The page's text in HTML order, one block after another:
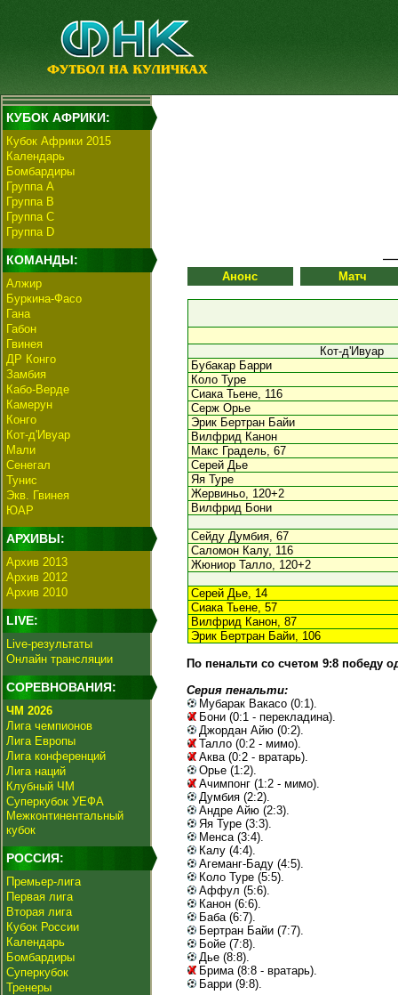
КУБОК АФРИКИ:
Кубок Африки 2015
Календарь
Бомбардиры
Группа А
Группа В
Группа C
Группа D
КОМАНДЫ:
Алжир
Буркина-Фасо
Гана
Габон
Гвинея
ДР Конго
Замбия
Кабо-Верде
Камерун
Конго
Кот-д'Ивуар
Мали
Сенегал
Тунис
Экв. Гвинея
ЮАР
АРХИВЫ:
Архив 2013
Архив 2012
Архив 2010
LIVE:
Live-результаты
Онлайн трансляции
СОРЕВНОВАНИЯ:
ЧМ 2026
Лига чемпионов
Лига Европы
Лига конференций
Лига наций
Клубный ЧМ
Суперкубок УЕФА
Межконтинентальный
кубок
РОССИЯ:
Премьер-лига
Первая лига
Вторая лига
Кубок России
Календарь
Бомбардиры
Суперкубок
Тренеры
Анонс Матч
Кот-д'Ивуар
Бубакар Барри
Коло Туре
Сиака Тьене, 116
Серж Орье
Эрик Бертран Байи
Вилфрид Канон
Макс Градель, 67
Серей Дье
Яя Туре
Жервиньо, 120+2
Вилфрид Бони
Сейду Думбия, 67
Саломон Калу, 116
Жюниор Талло, 120+2
Серей Дье, 14
Сиака Тьене, 57
Вилфрид Канон, 87
Эрик Бертран Байи, 106
По пенальти со счетом 9:8 победу
Серия пенальти:
Мубарак Вакасо (0:1).
Бони (0:1 - перекладина).
Джордан Айю (0:2).
Талло (0:2 - мимо).
Аква (0:2 - вратарь).
Орье (1:2).
Ачимпонг (1:2 - мимо).
Думбия (2:2).
Андре Айю (2:3).
Яя Туре (3:3).
Менса (3:4).
Калу (4:4).
Агеманг-Баду (4:5).
Коло Туре (5:5).
Аффул (5:6).
Канон (6:6).
Баба (6:7).
Бертран Байи (7:7).
Бойе (7:8).
Дье (8:8).
Брима (8:8 - вратарь).
Барри (9:8).